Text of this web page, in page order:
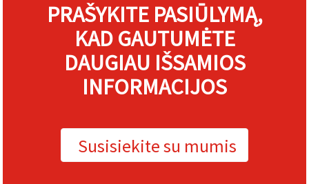
PRAŠYKITE PASIŪLYMĄ,
KAD GAUTUMĖTE
DAUGIAU IŠSAMIOS
INFORMACIJOS
Susisiekite su mumis